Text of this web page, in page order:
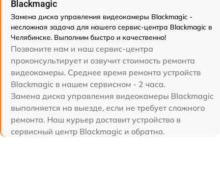
Blackmagic
Замена диска управления видеокамеры Blackmagic -
несложная задача для нашего сервис-центра Blackmagic в
Челябинске. Выполним быстро и качественно!
Позвоните нам и наш сервис-центра
проконсультирует и озвучит стоимость ремонта
видеокамеры. Среднее время ремонта устройств
Blackmagic в нашем сервисном - 2 часа.
Замена диска управления видеокамеры Blackmagic
выполняется на выезде, если не требует сложного
ремонта. Наш курьер доставит устройство в
сервисный центр Blackmagic и обратно.